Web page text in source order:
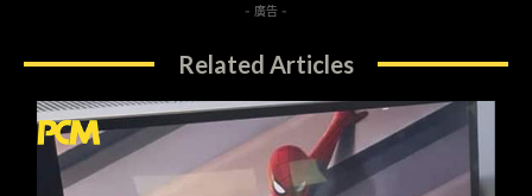
- 廣告 -
Related Articles